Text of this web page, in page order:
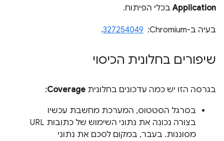
Applicationבכלי הפיתוח.
בעיה ב-Chromium: ‏ 327254049
.
שיפורים בחלונית הכיסוי
בגרסה הזו יש כמה עדכונים בחלונית Coverage
:
בסרגל הסטטוס, המערכת מחשבת עכשיו
בצורה נכונה את נתוני השימוש של כתובות URL
מסוננות. בעבר, במקום לסכם את נתוני